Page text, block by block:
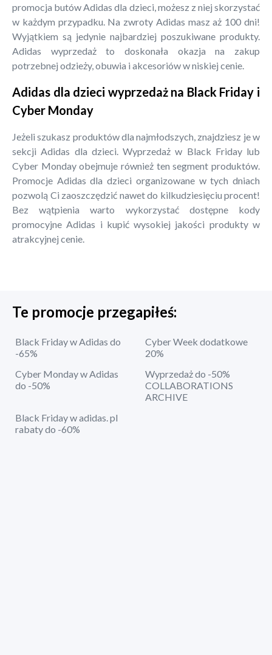
promocja butów Adidas dla dzieci, możesz z niej skorzystać
w każdym przypadku. Na zwroty Adidas masz aż 100 dni!
Wyjątkiem są jedynie najbardziej poszukiwane produkty.
Adidas wyprzedaż to doskonała okazja na zakup
potrzebnej odzieży, obuwia i akcesoriów w niskiej cenie.
Adidas dla dzieci wyprzedaż na Black Friday i
Cyber Monday
Jeżeli szukasz produktów dla najmłodszych, znajdziesz je w
sekcji Adidas dla dzieci. Wyprzedaż w Black Friday lub
Cyber Monday obejmuje również ten segment produktów.
Promocje Adidas dla dzieci organizowane w tych dniach
pozwolą Ci zaoszczędzić nawet do kilkudziesięciu procent!
Bez wątpienia warto wykorzystać dostępne kody
promocyjne Adidas i kupić wysokiej jakości produkty w
atrakcyjnej cenie.
Te promocje przegapiłeś:
Black Friday w Adidas do
-65%
Cyber Week dodatkowe
20%
Cyber Monday w Adidas
do -50%
Wyprzedaż do -50%
COLLABORATIONS
ARCHIVE
Black Friday w adidas. pl
rabaty do -60%